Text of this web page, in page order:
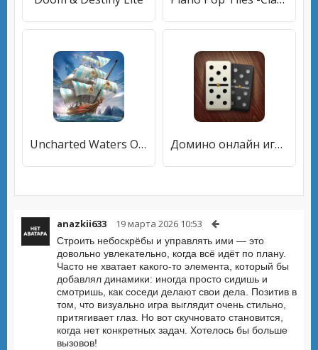
Uncharted Waters Origin Домино онлайн играй с друзьями
anazkii633 19 марта 2026 10:53
Строить небоскрёбы и управлять ими — это
довольно увлекательно, когда всё идёт по плану.
Часто не хватает какого-то элемента, который бы
добавлял динамики: иногда просто сидишь и
смотришь, как соседи делают свои дела. Позитив в
том, что визуально игра выглядит очень стильно,
притягивает глаз. Но вот скучновато становится,
когда нет конкретных задач. Хотелось бы больше
вызовов!